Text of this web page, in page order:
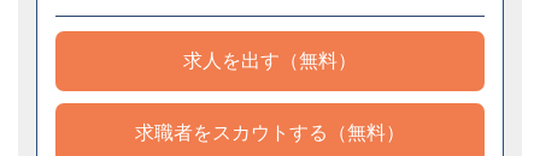
求人を出す（無料）
求職者をスカウトする（無料）